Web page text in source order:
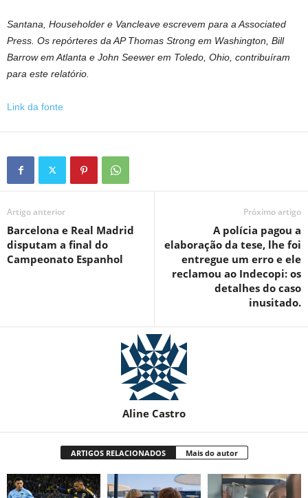
Santana, Householder e Vancleave escrevem para a Associated
Press. Os repórteres da AP Thomas Strong em Washington, Bill
Barrow em Atlanta e John Seewer em Toledo, Ohio, contribuíram
para este relatório.
Link da fonte
Artigo anterior
Barcelona e Real Madrid
disputam a final do
Campeonato Espanhol
Próximo artigo
A polícia pagou a
elaboração da tese, lhe foi
entregue um erro e ele
reclamou ao Indecopi: os
detalhes do caso
inusitado.
Aline Castro
ARTIGOS RELACIONADOS Mais do autor